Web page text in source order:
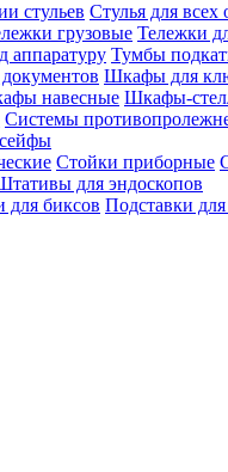
стульев Стулья для всех
грузовые Тележки
аппаратуру Тумбы
Шкафы для
навесные Шкафы-
Системы
Стойки приборные
для эндоскопов
для биксов Подставки для